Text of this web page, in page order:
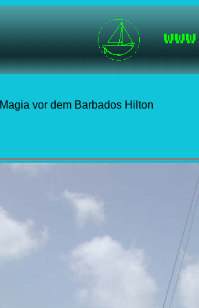
Magia vor dem Barbados Hilton